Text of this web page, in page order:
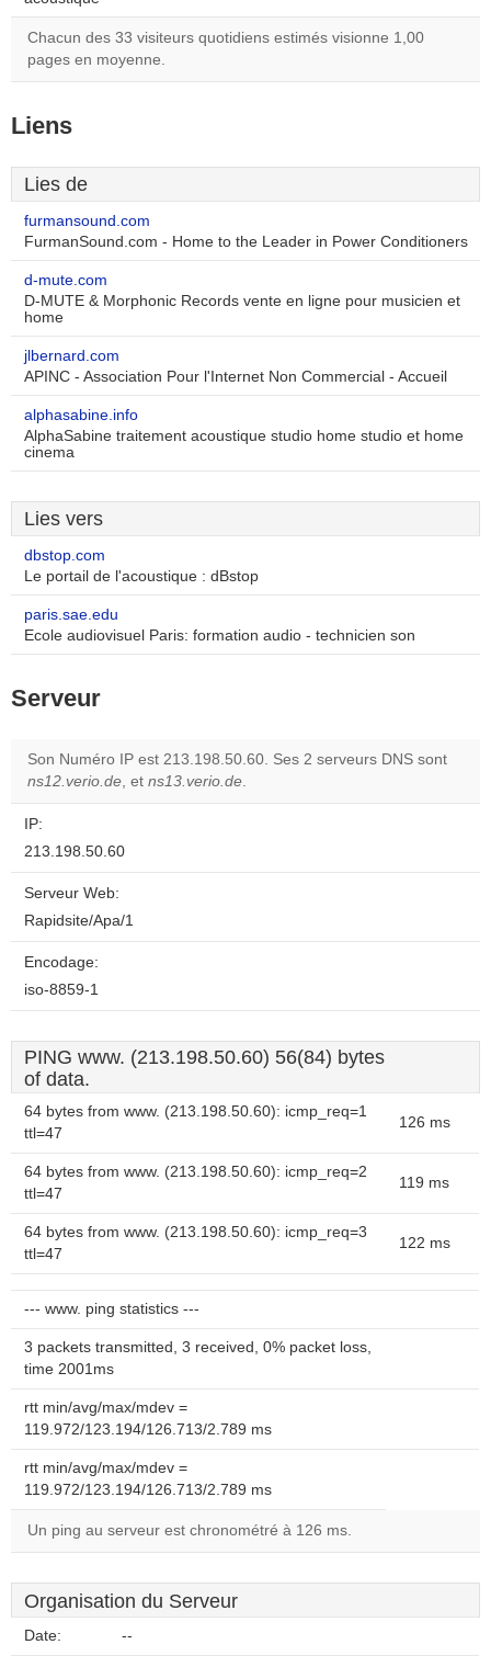
Chacun des 33 visiteurs quotidiens estimés visionne 1,00
pages en moyenne.
Liens
Lies de
furmansound.com
FurmanSound.com - Home to the Leader in Power Conditioners
d-mute.com
D-MUTE & Morphonic Records vente en ligne pour musicien et
home
jlbernard.com
APINC - Association Pour l'Internet Non Commercial - Accueil
alphasabine.info
AlphaSabine traitement acoustique studio home studio et home
cinema
Lies vers
dbstop.com
Le portail de l'acoustique : dBstop
paris.sae.edu
Ecole audiovisuel Paris: formation audio - technicien son
Serveur
Son Numéro IP est 213.198.50.60. Ses 2 serveurs DNS sont
ns12.verio.de, et ns13.verio.de.
IP:
213.198.50.60
Serveur Web:
Rapidsite/Apa/1
Encodage:
iso-8859-1
PING www. (213.198.50.60) 56(84) bytes
of data.
64 bytes from www. (213.198.50.60): icmp_req=1
ttl=47
126 ms
64 bytes from www. (213.198.50.60): icmp_req=2
ttl=47
119 ms
64 bytes from www. (213.198.50.60): icmp_req=3
ttl=47
122 ms
--- www. ping statistics ---
3 packets transmitted, 3 received, 0% packet loss,
time 2001ms
rtt min/avg/max/mdev =
119.972/123.194/126.713/2.789 ms
rtt min/avg/max/mdev =
119.972/123.194/126.713/2.789 ms
Un ping au serveur est chronométré à 126 ms.
Organisation du Serveur
Date: --